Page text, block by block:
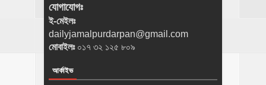
যোগাযোগঃ
ই-মেইলঃ
dailyjamalpurdarpan@gmail.com
মোবাইলঃ ০১৭ ৩২ ১২৫ ৮০৯
আর্কাইভ